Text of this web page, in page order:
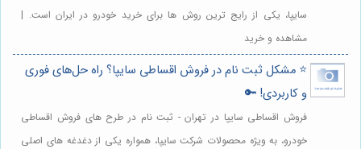
سایپا، یکی از رایج ترین روش ها برای خرید خودرو در ایران است. |
مشاهده و خرید
⭐️ مشکل ثبت نام در فروش اقساطی سایپا؟ راه حل‌های فوری
و کاربردی! 🔑
فروش اقساطی سایپا در تهران - ثبت نام در طرح های فروش اقساطی
خودرو، به ویژه محصولات شرکت سایپا، همواره یکی از دغدغه های اصلی